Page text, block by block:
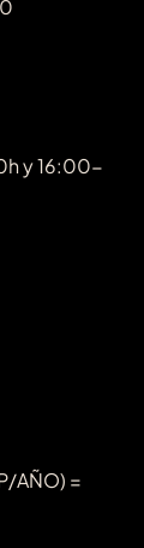
y 16:00-
AÑO) =